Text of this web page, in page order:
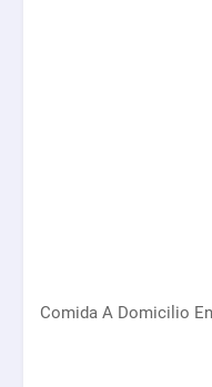
Comida A Domicilio